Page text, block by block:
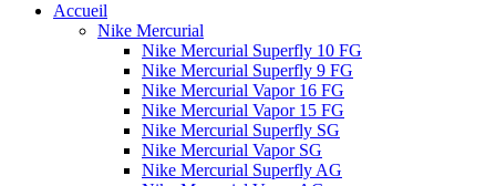
Accueil
Nike Mercurial
Nike Mercurial Superfly 10 FG
Nike Mercurial Superfly 9 FG
Nike Mercurial Vapor 16 FG
Nike Mercurial Vapor 15 FG
Nike Mercurial Superfly SG
Nike Mercurial Vapor SG
Nike Mercurial Superfly AG